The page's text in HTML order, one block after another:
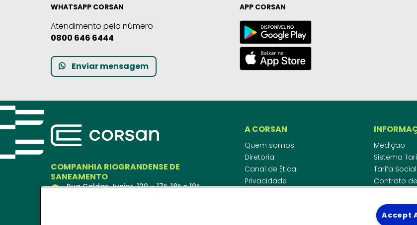
WHATSAPP CORSAN
Atendimento pelo número
0800 646 6444
Enviar mensagem
APP CORSAN
COMPANHIA RIOGRANDENSE DE
SANEAMENTO
Rua Caldas Junior, 120 – 17º, 18º e 19º
A CORSAN
Quem somos
Diretoria
Canal de Ética
Privacidade
Medição
Sistema
Tarifa Social
Contrato
Agências
Cobrança
Accept